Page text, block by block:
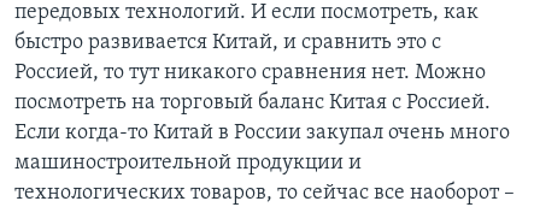
передовых технологий. И если посмотреть, как
быстро развивается Китай, и сравнить это с
Россией, то тут никакого сравнения нет. Можно
посмотреть на торговый баланс Китая с Россией.
Если когда-то Китай в России закупал очень много
машиностроительной продукции и
технологических товаров, то сейчас все наоборот –